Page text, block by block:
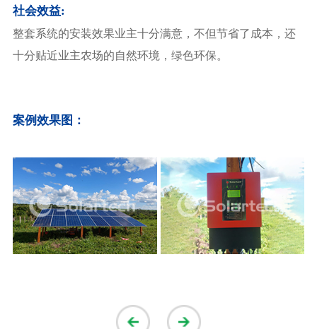
社会效益:
整套系统的安装效果业主十分满意，不但节省了成本，还
十分贴近业主农场的自然环境，绿色环保。
案例效果图：